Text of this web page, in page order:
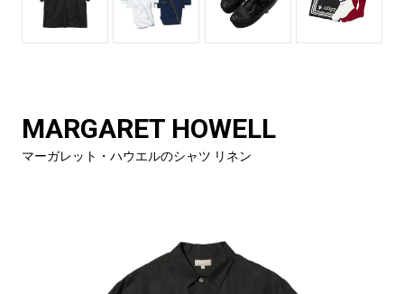
MARGARET HOWELL
マーガレット・ハウエルのシャツ リネン